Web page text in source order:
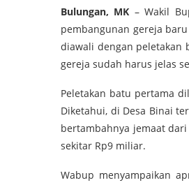
Bulungan, MK – Wakil
pembangunan gereja
diawali dengan peletakan
gereja sudah harus jelas
Peletakan batu pertama
Diketahui, di Desa Binai
bertambahnya jemaat
sekitar Rp9 miliar.
Wabup menyampaikan